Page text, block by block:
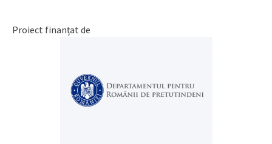
Proiect finanțat de